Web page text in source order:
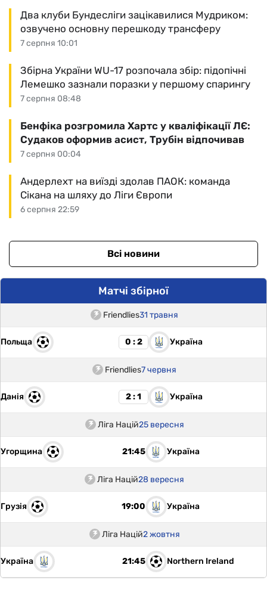
7 серпня 10:01
Два клуби Бундесліги зацікавилися Мудриком:
озвучено основну перешкоду трансферу
7 серпня 08:48
Збірна України WU-17 розпочала збір: підопічні
Лемешко зазнали поразки у першому спарингу
7 серпня 00:04
Бенфіка розгромила Хартс у кваліфікації ЛЄ:
Судаков оформив асист, Трубін відпочивав
6 серпня 22:59
Андерлехт на виїзді здолав ПАОК: команда
Сікана на шляху до Ліги Європи
Всі новини
Матчі збірної
Friendlies31 травня
Польща 0 : 2 Україна
Friendlies7 червня
Данія 2 : 1 Україна
Ліга Націй25 вересня
Угорщина 21:45 Україна
Ліга Націй28 вересня
Грузія 19:00 Україна
Ліга Націй2 жовтня
Україна 21:45 Northern Ireland